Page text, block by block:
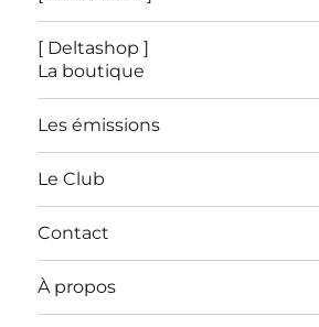
[ Deltashop ]
La boutique
Les émissions
Le Club
Contact
À propos